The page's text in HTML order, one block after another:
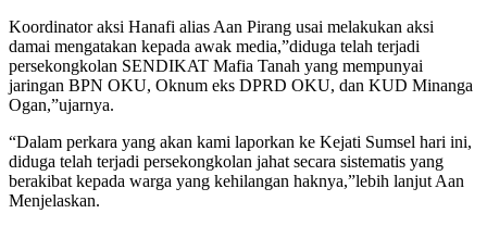
Koordinator aksi Hanafi alias Aan Pirang usai melakukan aksi
damai mengatakan kepada awak media,”diduga telah terjadi
persekongkolan SENDIKAT Mafia Tanah yang mempunyai
jaringan BPN OKU, Oknum eks DPRD OKU, dan KUD Minanga
Ogan,”ujarnya.
“Dalam perkara yang akan kami laporkan ke Kejati Sumsel hari ini,
diduga telah terjadi persekongkolan jahat secara sistematis yang
berakibat kepada warga yang kehilangan haknya,”lebih lanjut Aan
Menjelaskan.